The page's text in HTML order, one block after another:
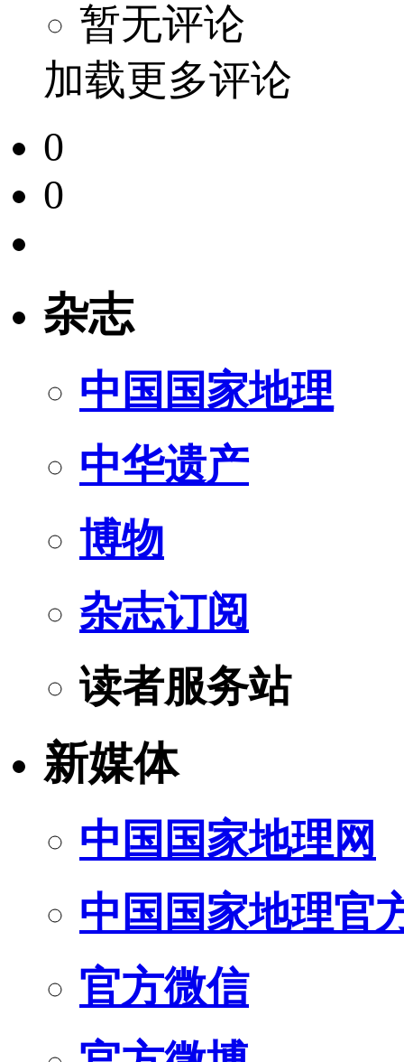
暂无评论
加载更多评论
0
0
杂志
中国国家地理
中华遗产
博物
杂志订阅
读者服务站
新媒体
中国国家地理网
中国国家地理官
官方微信